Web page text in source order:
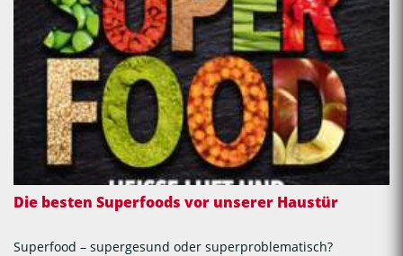
Die besten Superfoods vor unserer Haustür
Superfood – supergesund oder superproblematisch?